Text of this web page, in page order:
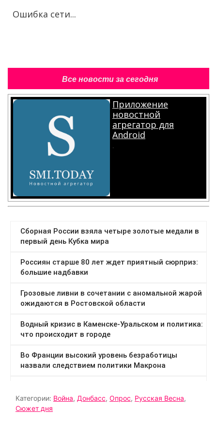
Ошибка сети...
Все новости за сегодня
Приложение
новостной
агрегатор для
Android
.
Категории: Война, Донбасс, Опрос, Русская Весна,
Сюжет дня